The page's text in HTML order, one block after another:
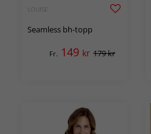
LOUISE
Seamless bh-topp
Fr. 149 kr 179 kr